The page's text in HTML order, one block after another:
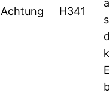
Achtung H341